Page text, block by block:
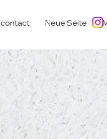
contact Neue Seite